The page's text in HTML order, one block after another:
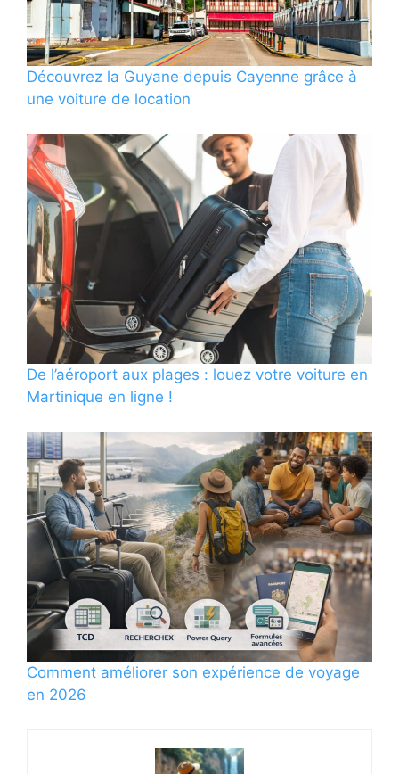
Découvrez la Guyane depuis Cayenne grâce à
une voiture de location
De l’aéroport aux plages : louez votre voiture en
Martinique en ligne !
Comment améliorer son expérience de voyage
en 2026